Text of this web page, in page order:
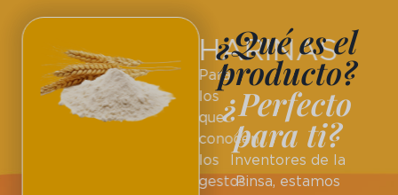
HARINAS
Para
los
que
conocen
los
gestos
¿Qué es el
producto?
¿Perfecto
para ti?
Inventores de la
Pinsa, estamos